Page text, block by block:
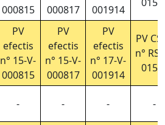
000815
000817
001914
PV
efectis
n° 15-V-
000815
PV
efectis
n° 15-V-
000817
PV
efectis
n° 17-V-
001914
PV
n°
015/
- - - -